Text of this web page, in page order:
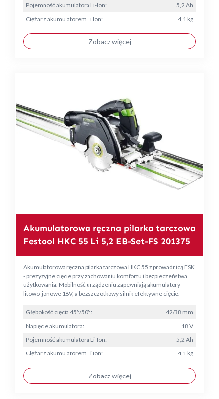
Pojemność akumulatora Li-Ion:
5,2 Ah
Ciężar z akumulatorem Li Ion:
4,1 kg
Zobacz więcej
Akumulatorowa ręczna pilarka tarczowa
Festool HKC 55 Li 5,2 EB-Set-FS 201375
Akumulatorowa ręczna pilarka tarczowa HKC 55 z prowadnicą FSK
- prezyzyjne cięcie przy zachowaniu komfortu i bezpieczeństwa
użytkowania. Mobilność urządzeniu zapewniają akumulatory
litowo-jonowe 18V, a bezszczotkowy silnik efektywne cięcie.
Głębokość cięcia 45°/50°:
42/38 mm
Napięcie akumulatora:
18 V
Pojemność akumulatora Li-Ion:
5,2 Ah
Ciężar z akumulatorem Li Ion:
4,1 kg
Zobacz więcej